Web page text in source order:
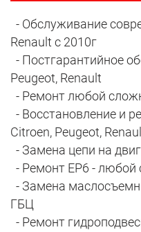
- Обслуживание
Renault с 2010г
- Постгарантийное
Peugeot, Renault
- Ремонт любой
- Восстановление и
Citroen, Peugeot,
- Замена цепи на
- Ремонт EP6 - любой
- Замена
ГБЦ
- Ремонт